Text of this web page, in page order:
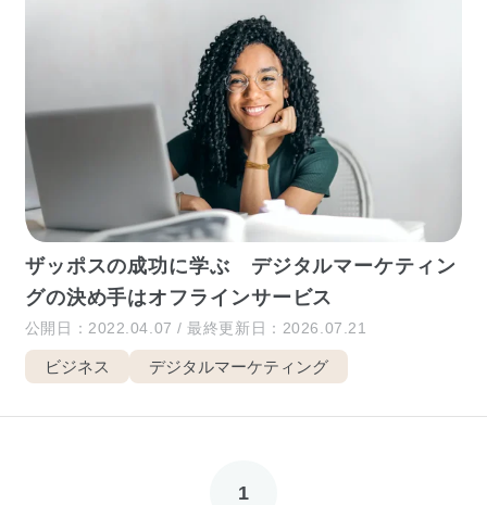
ザッポスの成功に学ぶ デジタルマーケティン
グの決め手はオフラインサービス
公開日：2022.04.07 / 最終更新日：2026.07.21
ビジネス デジタルマーケティング
1